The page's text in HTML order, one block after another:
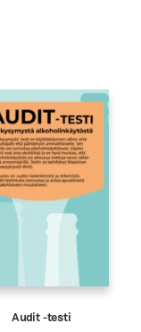
Audit -testi